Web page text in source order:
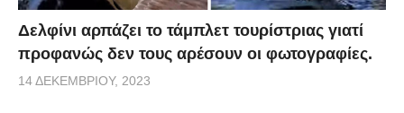
Δελφίνι αρπάζει το τάμπλετ τουρίστριας γιατί
προφανώς δεν τους αρέσουν οι φωτογραφίες.
14 ΔΕΚΕΜΒΡΊΟΥ, 2023